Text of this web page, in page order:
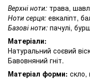
Верхні ноти: трава,
Ноти серця: евкаліпт,
Базові ноти: пачулі,
Матеріали:
Натуральний соєвий
Бавовняний гніт.
Матеріал форми: скло,